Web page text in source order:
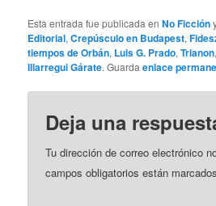
Esta entrada fue publicada enNo Ficción
Editorial,Crepúsculo en Budapest,
tiempos de Orbán, Luis G. Prado,Trianon
Illarregui Gárate. Guardaenlace
Deja una
Tu dirección de correo electrónico
campos obligatorios están